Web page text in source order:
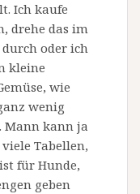
Ich kaufe
drehe das im
durch oder ich
kleine
wie
wenig
Mann kann ja
Tabellen,
für Hunde,
geben